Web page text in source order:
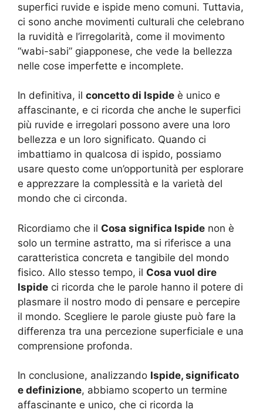
superfici ruvide e ispide meno comuni. Tuttavia,
ci sono anche movimenti culturali che celebrano
la ruvidità e l’irregolarità, come il movimento
“wabi-sabi” giapponese, che vede la bellezza
nelle cose imperfette e incomplete.
In definitiva, il concetto di Ispide è unico e
affascinante, e ci ricorda che anche le superfici
più ruvide e irregolari possono avere una loro
bellezza e un loro significato. Quando ci
imbattiamo in qualcosa di ispido, possiamo
usare questo come un’opportunità per esplorare
e apprezzare la complessità e la varietà del
mondo che ci circonda.
Ricordiamo che il Cosa significa Ispide non è
solo un termine astratto, ma si riferisce a una
caratteristica concreta e tangibile del mondo
fisico. Allo stesso tempo, il Cosa vuol dire
Ispide ci ricorda che le parole hanno il potere di
plasmare il nostro modo di pensare e percepire
il mondo. Scegliere le parole giuste può fare la
differenza tra una percezione superficiale e una
comprensione profonda.
In conclusione, analizzando Ispide, significato
e definizione, abbiamo scoperto un termine
affascinante e unico, che ci ricorda la